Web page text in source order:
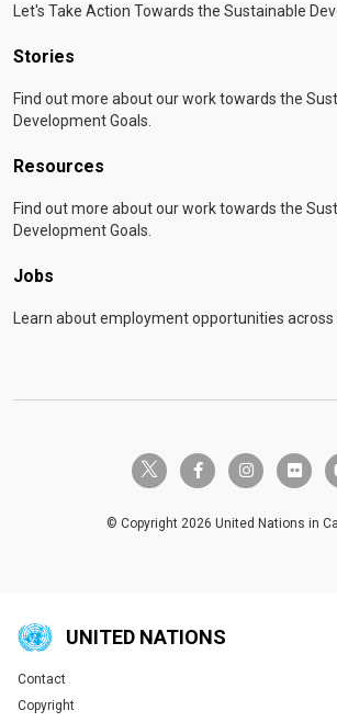
Let's Take Action Towards the Sustainable
Stories
Find out more about our work towards the
Development Goals.
Resources
Find out more about our work towards the
Development Goals.
Jobs
Learn about employment opportunities across
twitter-x facebook-finstagramflickr
© Copyright 2026 United Nations in
UNITED NATIONS
Global U.N. menu
Contact
Copyright